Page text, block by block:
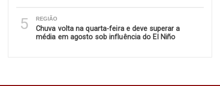
5 REGIÃO
Chuva volta na quarta-feira e deve superar a
média em agosto sob influência do El Niño